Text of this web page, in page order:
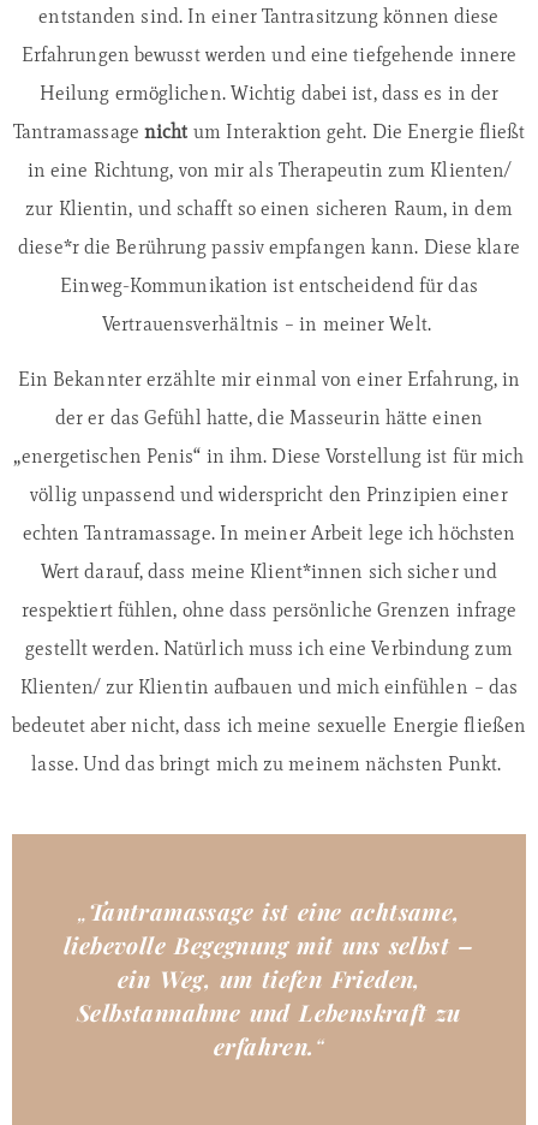
entstanden sind. In einer Tantrasitzung können diese
Erfahrungen bewusst werden und eine tiefgehende innere
Heilung ermöglichen. Wichtig dabei ist, dass es in der
Tantramassage nicht um Interaktion geht. Die Energie fließt
in eine Richtung, von mir als Therapeutin zum Klienten/
zur Klientin, und schafft so einen sicheren Raum, in dem
diese*r die Berührung passiv empfangen kann. Diese klare
Einweg-Kommunikation ist entscheidend für das
Vertrauensverhältnis – in meiner Welt.
Ein Bekannter erzählte mir einmal von einer Erfahrung, in
der er das Gefühl hatte, die Masseurin hätte einen
„energetischen Penis“ in ihm. Diese Vorstellung ist für mich
völlig unpassend und widerspricht den Prinzipien einer
echten Tantramassage. In meiner Arbeit lege ich höchsten
Wert darauf, dass meine Klient*innen sich sicher und
respektiert fühlen, ohne dass persönliche Grenzen infrage
gestellt werden. Natürlich muss ich eine Verbindung zum
Klienten/ zur Klientin aufbauen und mich einfühlen – das
bedeutet aber nicht, dass ich meine sexuelle Energie fließen
lasse. Und das bringt mich zu meinem nächsten Punkt.
„Tantramassage ist eine achtsame,
liebevolle Begegnung mit uns selbst –
ein Weg, um tiefen Frieden,
Selbstannahme und Lebenskraft zu
erfahren.“